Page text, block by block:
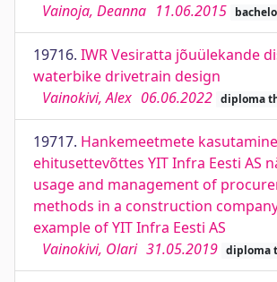
Vainoja, Deanna 11.06.2015
19716. IWR Vesiratta jõuülekande
waterbike drivetrain design
Vainokivi, Alex 06.06.2022 diploma
19717. Hankemeetmete
ehitusettevõttes YIT Infra Eesti AS
usage and management of
methods in a construction
example of YIT Infra Eesti AS
Vainokivi, Olari 31.05.2019 diploma